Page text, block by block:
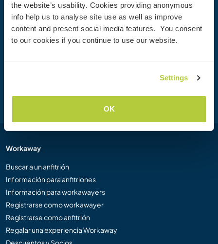
the website’s usability. Cookies providing anonymous
info help us to analyse site use as well as improve
content and present social media features. You consent
to our cookies if you continue to use our website.
Settings
OK
Tu próxima aventura empieza hoy
Únete hoy mismo a la comunidad de Workaway para
desbloquear experiencias de viaje únicas, con más de 50
Workaway
Buscar a un anfitrión
Información para anfitriones
Información para workawayers
Registrarse como workawayer
Registrarse como anfitrión
Regalar una experiencia Workaway